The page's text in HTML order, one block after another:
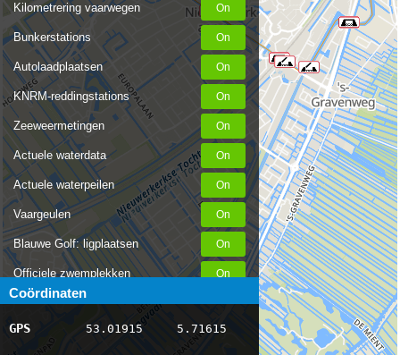
Kilometrering vaarwegen
Bunkerstations
Autolaadplaatsen
KNRM-reddingstations
Zeeweermetingen
Actuele waterdata
Actuele waterpeilen
Vaargeulen
Blauwe Golf: ligplaatsen
Officiele zwemplekken
Stremmingen/hinder
AIS scheepsposities
Coördinaten
GPS 53.01915 5.71615